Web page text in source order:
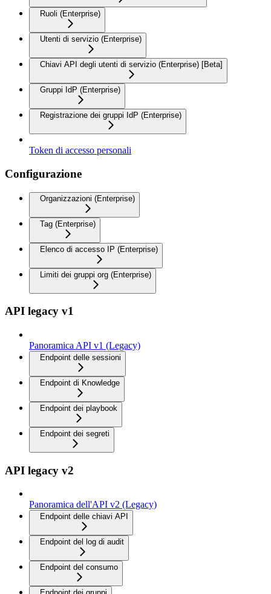
Ruoli (Enterprise)
Utenti di servizio (Enterprise)
Chiavi API degli utenti di servizio (Enterprise) [Beta]
Gruppi IdP (Enterprise)
Registrazione dei gruppi IdP (Enterprise)
Token di accesso personali
Configurazione
Organizzazioni (Enterprise)
Tag (Enterprise)
Elenco di accesso IP (Enterprise)
Limiti dei gruppi org (Enterprise)
API legacy v1
Panoramica API v1 (Legacy)
Endpoint delle sessioni
Endpoint di Knowledge
Endpoint dei playbook
Endpoint dei segreti
API legacy v2
Panoramica dell'API v2 (Legacy)
Endpoint delle chiavi API
Endpoint del log di audit
Endpoint del consumo